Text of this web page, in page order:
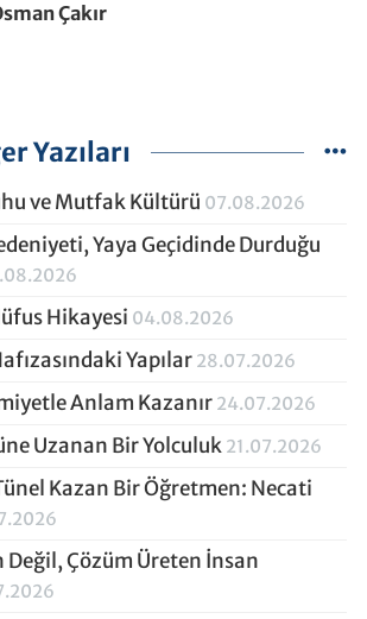
Çakır
Yazıları
ve Mutfak Kültürü 07.08.2026
Yaya Geçidinde Durduğu
Hikayesi 04.08.2026
Yapılar 28.07.2026
Anlam Kazanır 24.07.2026
Uzanan Bir Yolculuk 21.07.2026
Kazan Bir Öğretmen: Necati
Değil, Çözüm Üreten İnsan